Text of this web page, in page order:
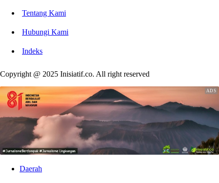
Tentang Kami
Hubungi Kami
Indeks
Copyright @ 2025 Inisiatif.co. All right reserved
Daerah